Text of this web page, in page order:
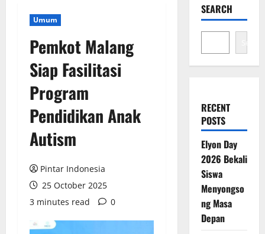
Umum
Pemkot Malang
Siap Fasilitasi
Program
Pendidikan Anak
Autism
Pintar Indonesia
25 October 2025
3 minutes read
0
SEARCH
Search
RECENT
POSTS
Elyon Day
2026 Bekali
Siswa
Menyongso
ng Masa
Depan